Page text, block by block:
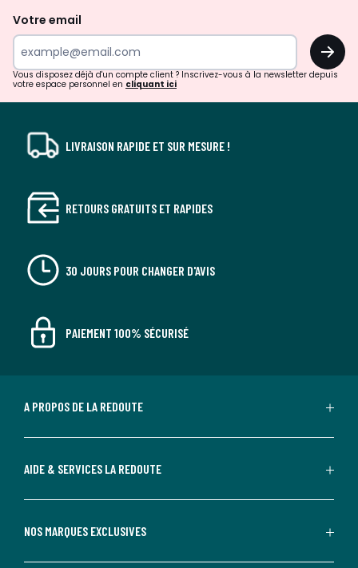
surprises?
Votre email
OK
Vous disposez déjà d'un compte client ? Inscrivez-vous à la newsletter depuis
votre espace personnel en cliquant ici
LIVRAISON RAPIDE ET SUR MESURE !
RETOURS GRATUITS ET RAPIDES
30 JOURS POUR CHANGER D'AVIS
PAIEMENT 100% SÉCURISÉ
A PROPOS DE LA REDOUTE
AIDE & SERVICES LA REDOUTE
NOS MARQUES EXCLUSIVES